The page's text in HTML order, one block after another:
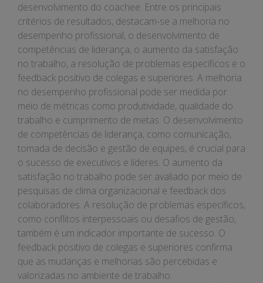
desenvolvimento do coachee. Entre os principais
critérios de resultados, destacam-se a melhoria no
desempenho profissional, o desenvolvimento de
competências de liderança, o aumento da satisfação
no trabalho, a resolução de problemas específicos e o
feedback positivo de colegas e superiores. A melhoria
no desempenho profissional pode ser medida por
meio de métricas como produtividade, qualidade do
trabalho e cumprimento de metas. O desenvolvimento
de competências de liderança, como comunicação,
tomada de decisão e gestão de equipes, é crucial para
o sucesso de executivos e líderes. O aumento da
satisfação no trabalho pode ser avaliado por meio de
pesquisas de clima organizacional e feedback dos
colaboradores. A resolução de problemas específicos,
como conflitos interpessoais ou desafios de gestão,
também é um indicador importante de sucesso. O
feedback positivo de colegas e superiores confirma
que as mudanças e melhorias são percebidas e
valorizadas no ambiente de trabalho.